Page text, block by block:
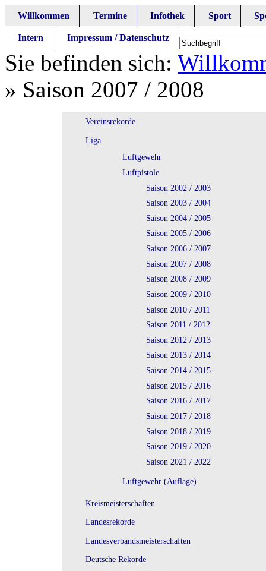
Willkommen Termine Infothek Sport
Intern Impressum / Datenschutz
Sie befinden sich:
» Saison 2007 / 2008
Vereinsrekorde
Liga
Luftgewehr
Luftpistole
Saison 2002 / 2003
Saison 2003 / 2004
Saison 2004 / 2005
Saison 2005 / 2006
Saison 2006 / 2007
Saison 2007 / 2008
Saison 2008 / 2009
Saison 2009 / 2010
Saison 2010 / 2011
Saison 2011 / 2012
Saison 2012 / 2013
Saison 2013 / 2014
Saison 2014 / 2015
Saison 2015 / 2016
Saison 2016 / 2017
Saison 2017 / 2018
Saison 2018 / 2019
Saison 2019 / 2020
Saison 2021 / 2022
Luftgewehr (Auflage)
Kreismeisterschaften
Landesrekorde
Landesverbandsmeisterschaften
Deutsche Rekorde